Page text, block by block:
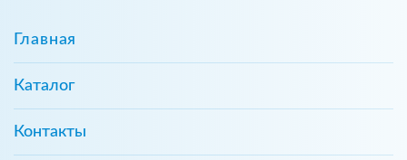
Главная
Каталог
Контакты